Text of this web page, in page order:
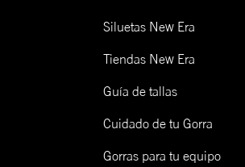
Siluetas New Era
Tiendas New Era
Guía de tallas
Cuidado de tu Gorra
Gorras para tu equipo